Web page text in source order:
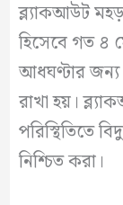
ব্ল্যাকআউট
হিসেবে গত ৪
আধঘণ্টার
রাখা হয়।
পরিস্থিতিতে
নিশ্চিত করা।